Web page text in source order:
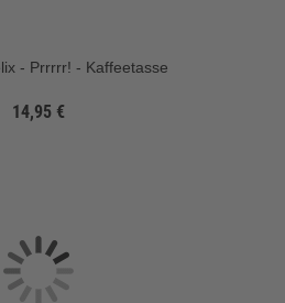
- Prrrrr! - Kaffeetasse
14,95 €